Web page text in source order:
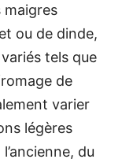
maigres
ou de dinde,
tels que
de
varier
légères
du